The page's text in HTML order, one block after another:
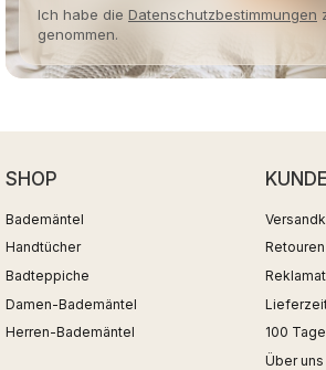
Ich habe die Datenschutzbestimmungen
genommen.
SHOP
Bademäntel
Handtücher
Badteppiche
Damen-Bademäntel
Herren-Bademäntel
Retouren
100
Über uns